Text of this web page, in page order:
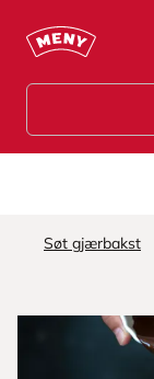
Søt gjærbakst